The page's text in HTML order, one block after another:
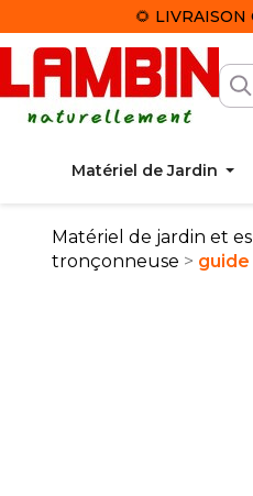
🌻
Matériel de Jardin
Matériel de jardin et
tronçonneuse
guide